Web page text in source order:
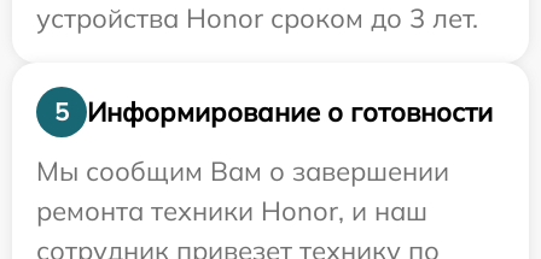
устройства Honor сроком до 3 лет.
5
Информирование о готовности
Мы сообщим Вам о завершении
ремонта техники Honor, и наш
сотрудник привезет технику по